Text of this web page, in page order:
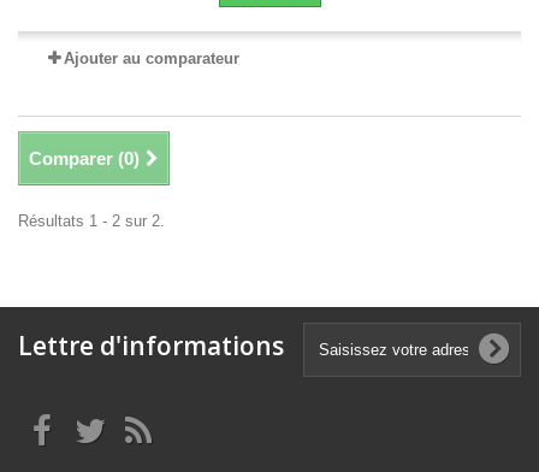
Ajouter au comparateur
Comparer (0)
Résultats 1 - 2 sur 2.
Lettre d'informations